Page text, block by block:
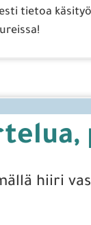
tietoa
hiiri